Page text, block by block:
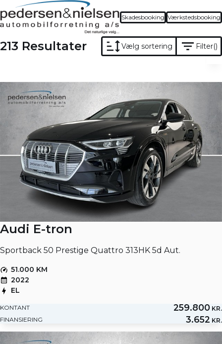
Skadesbooking Værkstedsbooking
213 Resultater Vælg sortering Filter
Audi E-tron
Sportback 50 Prestige Quattro 313HK 5d Aut.
51.000 KM
2022
EL
KONTANT 259.800 KR.
FINANSIERING
3.652 KR.